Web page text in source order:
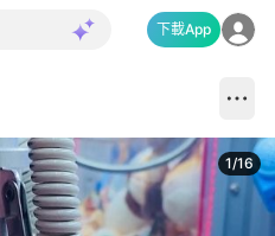
下載App
1/16